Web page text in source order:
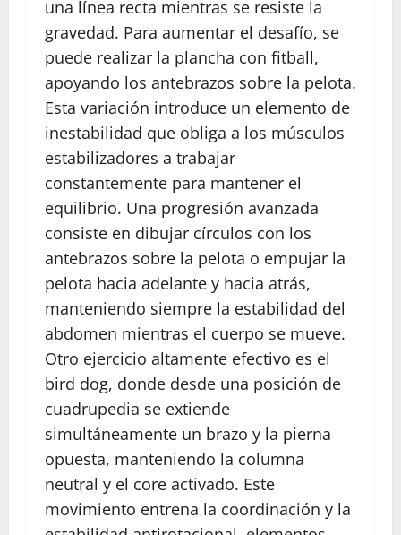
una línea recta mientras se resiste la
gravedad. Para aumentar el desafío, se
puede realizar la plancha con fitball,
apoyando los antebrazos sobre la pelota.
Esta variación introduce un elemento de
inestabilidad que obliga a los músculos
estabilizadores a trabajar
constantemente para mantener el
equilibrio. Una progresión avanzada
consiste en dibujar círculos con los
antebrazos sobre la pelota o empujar la
pelota hacia adelante y hacia atrás,
manteniendo siempre la estabilidad del
abdomen mientras el cuerpo se mueve.
Otro ejercicio altamente efectivo es el
bird dog, donde desde una posición de
cuadrupedia se extiende
simultáneamente un brazo y la pierna
opuesta, manteniendo la columna
neutral y el core activado. Este
movimiento entrena la coordinación y la